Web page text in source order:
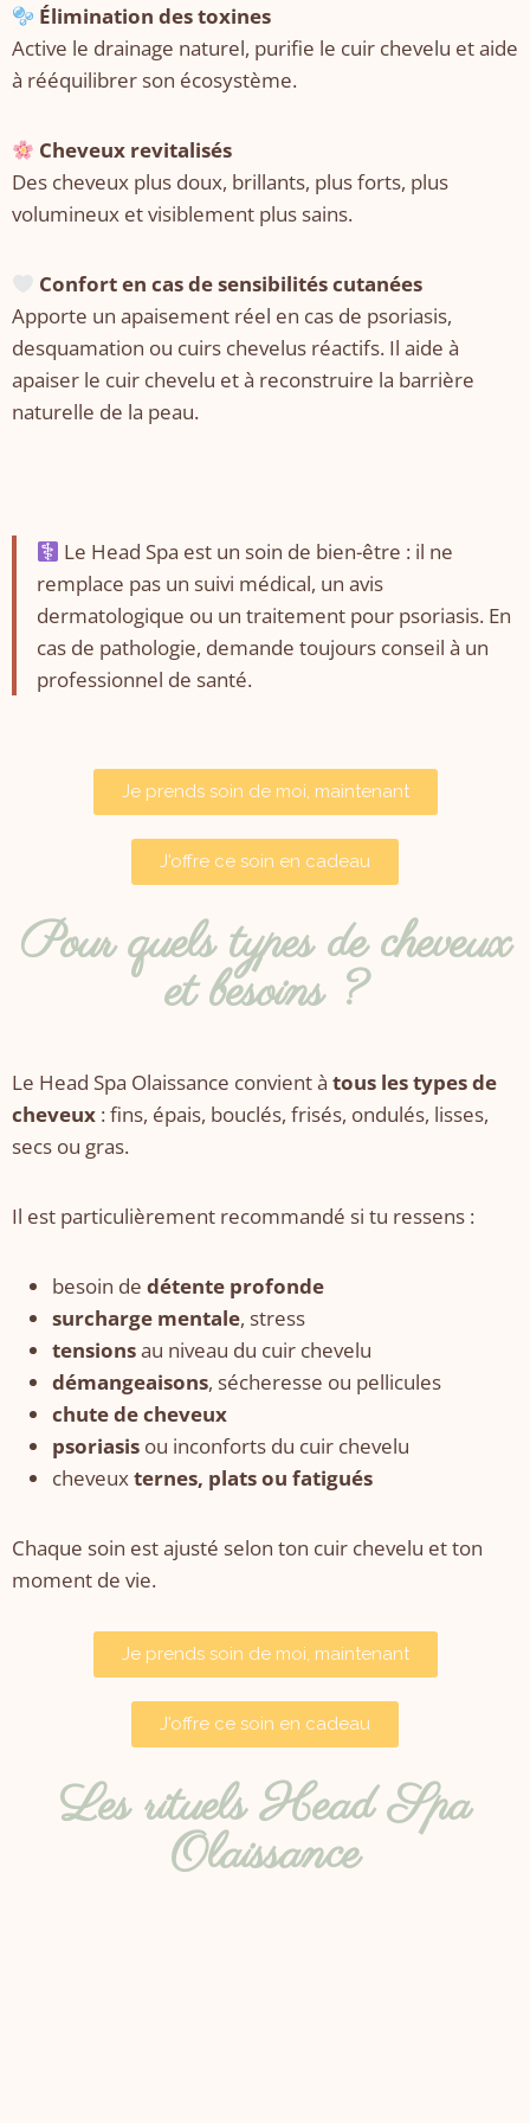
Élimination des toxines
Active le drainage naturel, purifie le cuir chevelu et aide
à rééquilibrer son écosystème.
Cheveux revitalisés
Des cheveux plus doux, brillants, plus forts, plus
volumineux et visiblement plus sains.
Confort en cas de sensibilités cutanées
Apporte un apaisement réel en cas de psoriasis,
desquamation ou cuirs chevelus réactifs. Il aide à
apaiser le cuir chevelu et à reconstruire la barrière
naturelle de la peau.
Le Head Spa est un soin de bien-être : il ne
remplace pas un suivi médical, un avis
dermatologique ou un traitement pour psoriasis. En
cas de pathologie, demande toujours conseil à un
professionnel de santé.
Je prends soin de moi, maintenant
J'offre ce soin en cadeau
Pour quels types de cheveux
et besoins ?
Le Head Spa Olaissance convient à tous les types de
cheveux : fins, épais, bouclés, frisés, ondulés, lisses,
secs ou gras.
Il est particulièrement recommandé si tu ressens :
besoin de détente profonde
surcharge mentale, stress
tensionsau niveau du cuir chevelu
démangeaisons, sécheresse ou pellicules
chute de cheveux
psoriasis ou inconforts du cuir chevelu
cheveuxternes, plats ou fatigués
Chaque soin est ajusté selon ton cuir chevelu et ton
moment de vie.
Je prends soin de moi, maintenant
J'offre ce soin en cadeau
Les rituels Head Spa
Olaissance